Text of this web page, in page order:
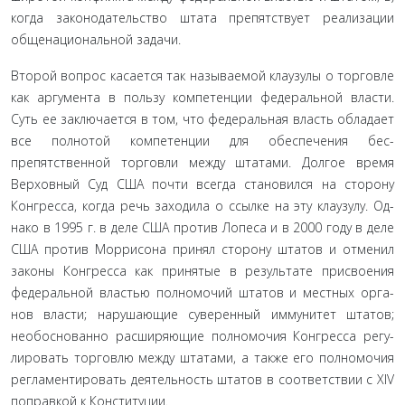
когда законода­тельство штата препятствует реализации
общенациональ­ной задачи.
Второй вопрос касается так называемой клаузулы о торговле
как аргумента в пользу компетенции федеральной власти.
Суть ее заключается в том, что федеральная власть обладает
все полнотой компетенции для обеспечения бес­
препятственной торговли между штатами. Долгое время
Верховный Суд США почти всегда становился на сторону
Конгресса, когда речь заходила о ссылке на эту клаузулу. Од­
нако в 1995 г. в деле США против Лопеса и в 2000 году в деле
США против Моррисона принял сторону штатов и отме­нил
законы Конгресса как принятые в результате присвоения
федеральной властью полномочий штатов и местных орга­
нов власти; нарушающие суверенный иммунитет штатов;
необоснованно расширяющие полномочия Конгресса регу­
лировать торговлю между штатами, а также его полномочия
регламентировать деятельность штатов в соответствии с XIV
поправкой к Конституции.